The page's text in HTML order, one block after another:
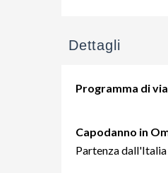
Dettagli
Programma di
Capodanno in
Partenza